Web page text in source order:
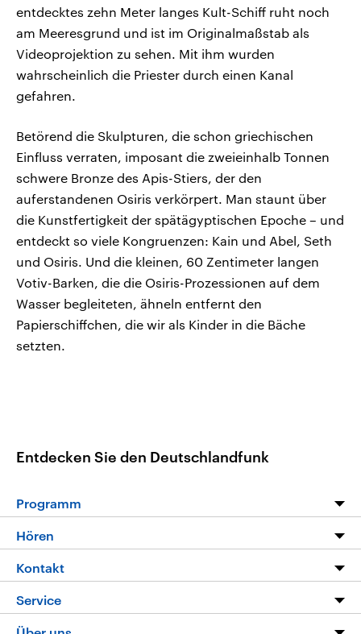
entdecktes zehn Meter langes Kult-Schiff ruht noch
am Meeresgrund und ist im Originalmaßstab als
Videoprojektion zu sehen. Mit ihm wurden
wahrscheinlich die Priester durch einen Kanal
gefahren.
Betörend die Skulpturen, die schon griechischen
Einfluss verraten, imposant die zweieinhalb Tonnen
schwere Bronze des Apis-Stiers, der den
auferstandenen Osiris verkörpert. Man staunt über
die Kunstfertigkeit der spätägyptischen Epoche – und
entdeckt so viele Kongruenzen: Kain und Abel, Seth
und Osiris. Und die kleinen, 60 Zentimeter langen
Votiv-Barken, die die Osiris-Prozessionen auf dem
Wasser begleiteten, ähneln entfernt den
Papierschiffchen, die wir als Kinder in die Bäche
setzten.
Entdecken Sie den Deutschlandfunk
Programm
Programm
Die Nachrichten
Nachrichtenleicht
Hören
Livestream
Podcasts
Kontakt
Hörerservice
Service
FAQ